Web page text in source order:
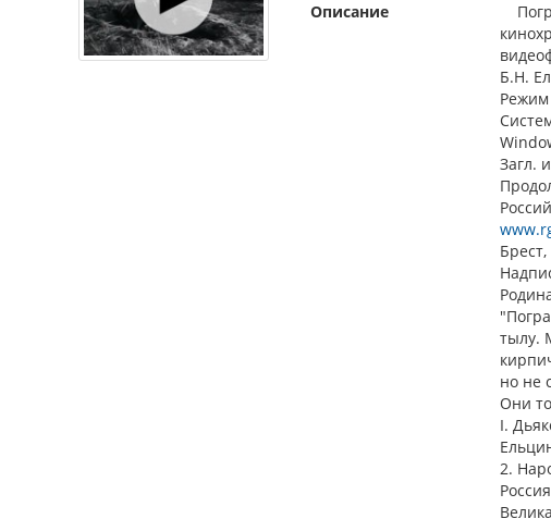
Описание
Б.Н.
Режим
Загл.
тылу.
но не
Они
I.
2.